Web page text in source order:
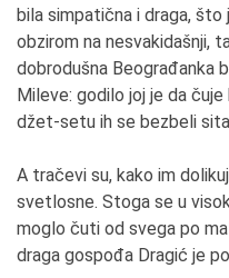
bila simpatična i draga, što
obzirom na nesvakidašnji,
dobrodušna Beograđanka
Mileve: godilo joj je da
džet-setu ih se bezbeli
A tračevi su, kako im
svetlosne. Stoga se u
moglo čuti od svega po
draga gospođa Dragić je